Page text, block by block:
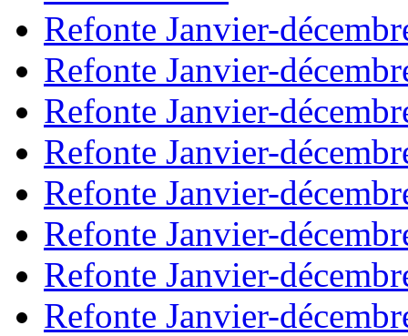
Refonte Janvier-
Refonte Janvier-
Refonte Janvier-
Refonte Janvier-
Refonte Janvier-
Refonte Janvier-
Refonte Janvier-
Refonte Janvier-